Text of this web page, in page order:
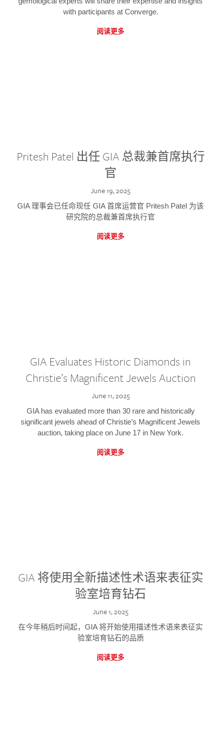
with participants at Converge.
阅读更多
Pritesh Patel 出任 GIA 总裁兼首席执行
官
June 19, 2025
GIA 理事会已任命现任 GIA 首席运营官 Pritesh Patel 为该
研究院的总裁兼首席执行官
阅读更多
GIA Evaluates Historic Diamonds in
Christie’s Magnificent Jewels Auction
June 11, 2025
GIA has evaluated more than 30 rare and historically
significant jewels ahead of Christie’s Magnificent Jewels
auction, taking place on June 17 in New York.
阅读更多
GIA 将使用全新描述性术语来表征实
验室培育钻石
June 1, 2025
在今年稍后时间起，GIA 将开始使用描述性术语来表征实
验室培育钻石的品质
阅读更多